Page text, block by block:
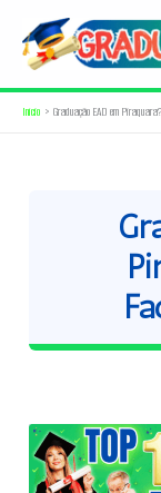
para
conteúdo
Início Graduação EAD em